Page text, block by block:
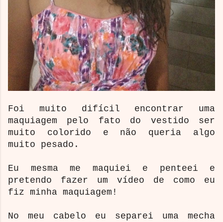
Foi muito difícil encontrar uma
maquiagem pelo fato do vestido ser
muito colorido e não queria algo
muito pesado.
Eu mesma me maquiei e penteei e
pretendo fazer um vídeo de como eu
fiz minha maquiagem!
No meu cabelo eu separei uma mecha